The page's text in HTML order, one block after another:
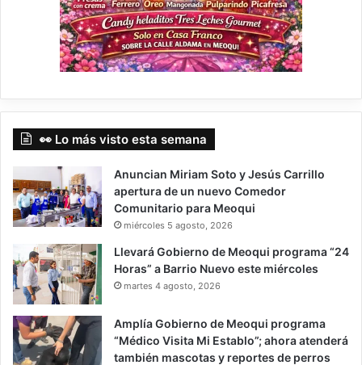
👀 Lo más visto esta semana
Anuncian Miriam Soto y Jesús Carrillo
apertura de un nuevo Comedor
Comunitario para Meoqui
miércoles 5 agosto, 2026
Llevará Gobierno de Meoqui programa “24
Horas” a Barrio Nuevo este miércoles
martes 4 agosto, 2026
Amplía Gobierno de Meoqui programa
“Médico Visita Mi Establo”; ahora atenderá
también mascotas y reportes de perros